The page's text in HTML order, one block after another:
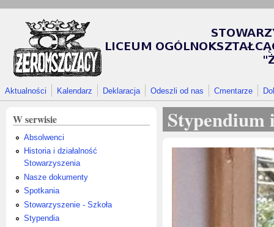
Aktualności Kalendarz Deklaracja Odeszli od nas Cmentarze
W serwisie
Absolwenci
Historia i działalność
Stowarzyszenia
Nasze dokumenty
Spotkania
Stowarzyszenie - Szkoła
Stypendia
Stypendium